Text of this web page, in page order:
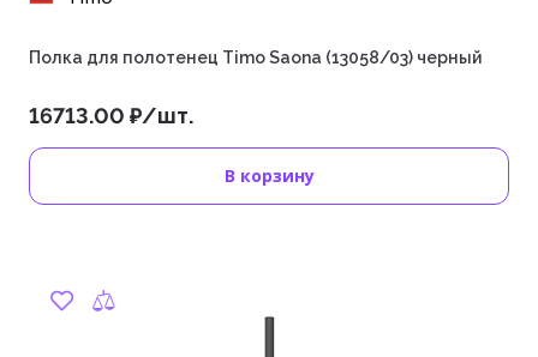
Полка для полотенец Timo Saona (13058/03) черный
16713.00 ₽/шт.
В корзину